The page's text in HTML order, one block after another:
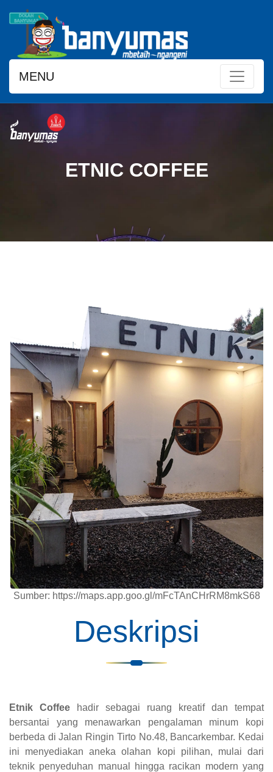
MENU
ETNIC COFFEE
Sumber: https://maps.app.goo.gl/mFcTAnCHrRM8mkS68
Deskripsi
Etnik Coffee hadir sebagai ruang kreatif dan tempat
bersantai yang menawarkan pengalaman minum kopi
berbeda di Jalan Ringin Tirto No.48, Bancarkembar. Kedai
ini menyediakan aneka olahan kopi pilihan, mulai dari
teknik penyeduhan manual hingga racikan modern yang